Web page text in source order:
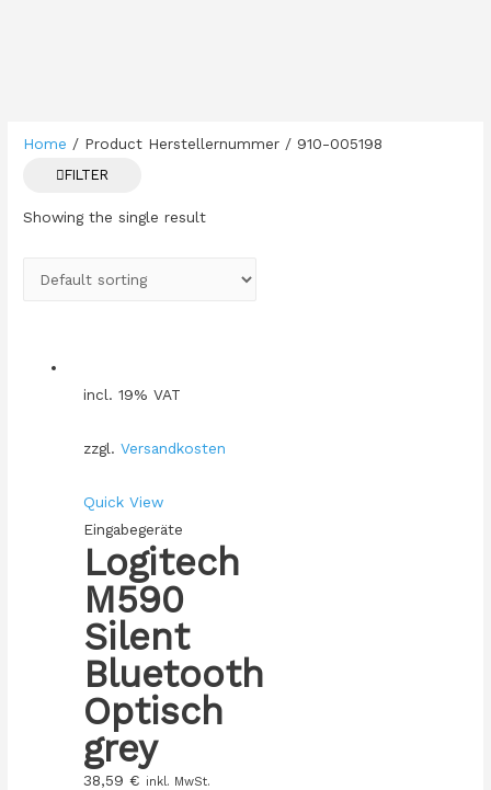
Home / Product Herstellernummer / 910-005198
FILTER
Showing the single result
incl. 19% VAT
zzgl. Versandkosten
Quick View
Eingabegeräte
Logitech
M590
Silent
Bluetooth
Optisch
grey
38,59 € inkl. MwSt.